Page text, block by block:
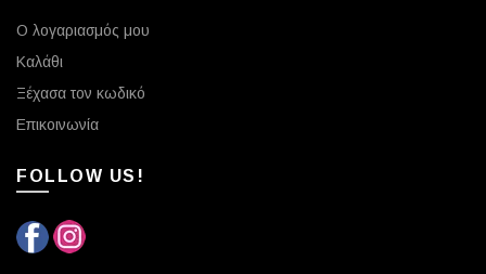
Ο λογαριασμός μου
Καλάθι
Ξέχασα τον κωδικό
Επικοινωνία
FOLLOW US!